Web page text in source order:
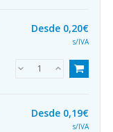
Desde 0,20€
s/IVA
Desde 0,19€
s/IVA